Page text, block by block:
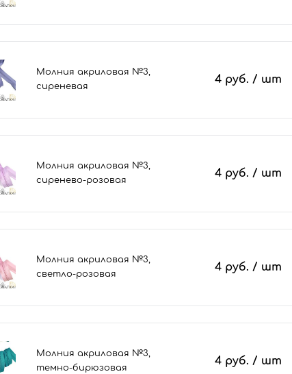
Молния акриловая №3,
сиреневая
4 руб. / шт
Молния акриловая №3,
сиренево-розовая
4 руб. / шт
Молния акриловая №3,
светло-розовая
4 руб. / шт
Молния акриловая №3,
темно-бирюзовая
4 руб. / шт